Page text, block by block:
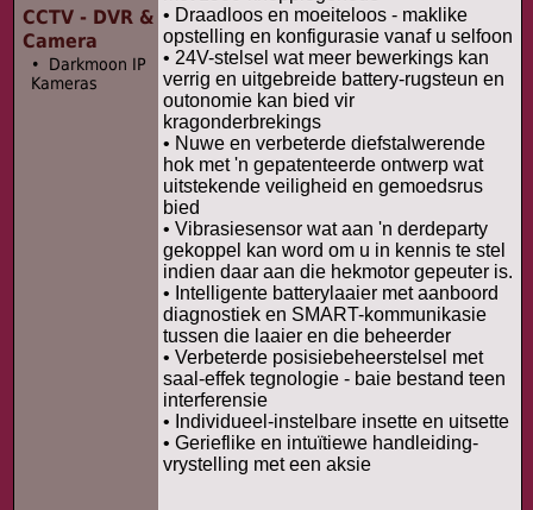
CCTV - DVR &
Camera
• Darkmoon IP
Kameras
• Draadloos en moeiteloos - maklike
opstelling en konfigurasie vanaf u selfoon
• 24V-stelsel wat meer bewerkings kan
verrig en uitgebreide battery-rugsteun en
outonomie kan bied vir
kragonderbrekings
• Nuwe en verbeterde diefstalwerende
hok met 'n gepatenteerde ontwerp wat
uitstekende veiligheid en gemoedsrus
bied
• Vibrasiesensor wat aan 'n derdeparty
gekoppel kan word om u in kennis te stel
indien daar aan die hekmotor gepeuter is.
• Intelligente batterylaaier met aanboord
diagnostiek en SMART-kommunikasie
tussen die laaier en die beheerder
• Verbeterde posisiebeheerstelsel met
saal-effek tegnologie - baie bestand teen
interferensie
• Individueel-instelbare insette en uitsette
• Gerieflike en intuïtiewe handleiding-
vrystelling met een aksie